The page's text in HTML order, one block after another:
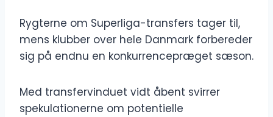
Rygterne om Superliga-transfers tager til,
mens klubber over hele Danmark forbereder
sig på endnu en konkurrencepræget sæson.
Med transfervinduet vidt åbent svirrer
spekulationerne om potentielle